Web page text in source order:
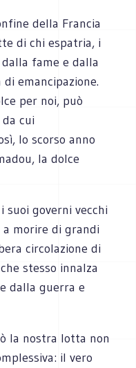
della Francia
di chi espatria, i
fame e dalla
emancipazione.
per noi, può
cui
lo scorso anno
la dolce
suoi governi vecchi
morire di grandi
circolazione di
stesso innalza
dalla guerra e
la nostra lotta non
il vero